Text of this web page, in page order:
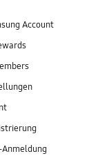
Account